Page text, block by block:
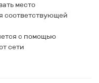
место
соответствующей
с помощью
сети